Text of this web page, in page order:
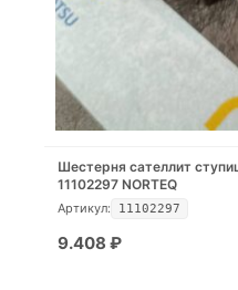
Шестерня сателлит
11102297 NORTEQ
Артикул: 11102297
9.408 ₽